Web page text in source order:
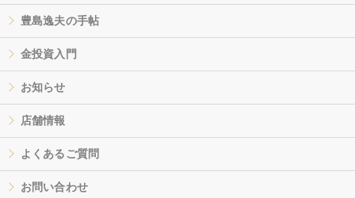
豊島逸夫の手帖
金投資入門
お知らせ
店舗情報
よくあるご質問
お問い合わせ